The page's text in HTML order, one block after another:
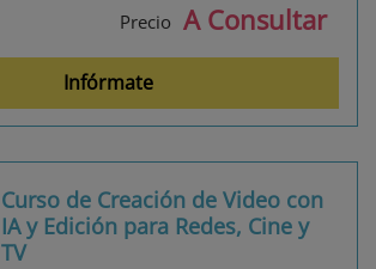
Precio A Consultar
Infórmate
Curso de Creación de Video con
IA y Edición para Redes, Cine y
TV